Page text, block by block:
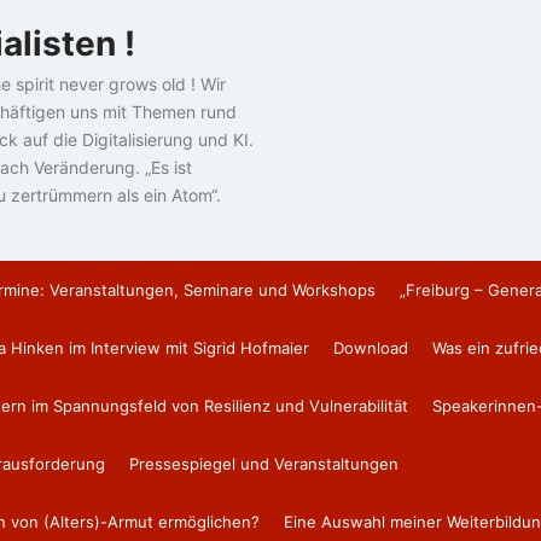
!
spirit never grows old ! Wir
uns mit Themen rund
auf die Digitalisierung und KI.
Veränderung. „Es ist
als ein Atom“.
Veranstaltungen, Seminare und Workshops „Freiburg –
Hinken im Interview mit Sigrid Hofmaier Download Was ein
im Spannungsfeld von Resilienz und Vulnerabilität
Pressespiegel und Veranstaltungen
von (Alters)-Armut ermöglichen? Eine Auswahl meiner